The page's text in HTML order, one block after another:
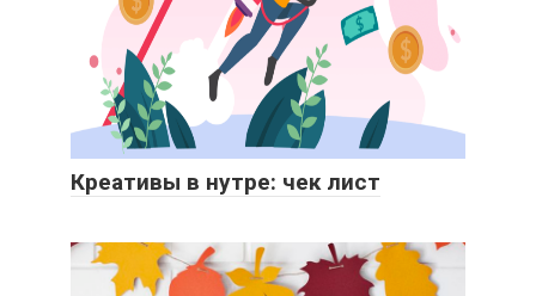
Креативы в нутре: чек лист